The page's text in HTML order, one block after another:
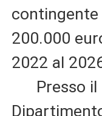
contingente
200.000
2022 al
Presso il